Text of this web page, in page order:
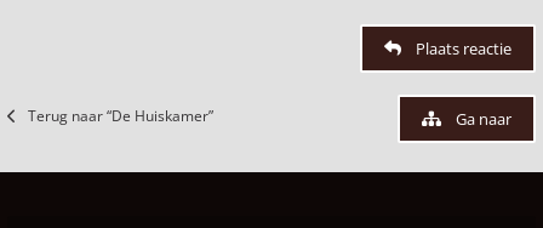
Plaats reactie
Terug naar “De Huiskamer” Ga naar